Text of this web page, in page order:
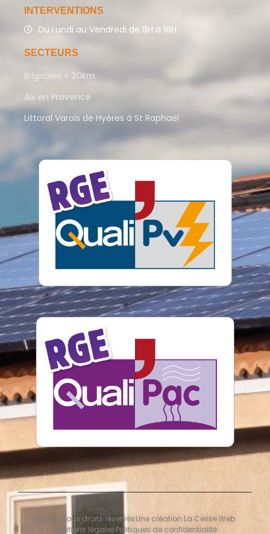
INTERVENTIONS
Du Lundi au Vendredi de 8H à 18H
SECTEURS
Brignoles + 30km
Aix en Provence
Littoral Varois de Hyères à St Raphaël
© 2023 Tous droits réservésUne création La Cerise Web
Mentions légalesPolitiques de confidentialité